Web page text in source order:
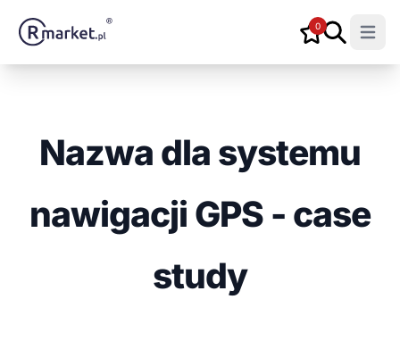
0
Open
Nazwa dla systemu
nawigacji GPS - case
study